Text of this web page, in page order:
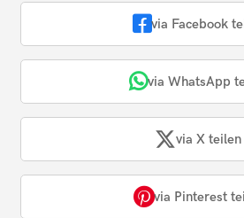
via Facebook
via WhatsApp
via X teilen
via Pinterest